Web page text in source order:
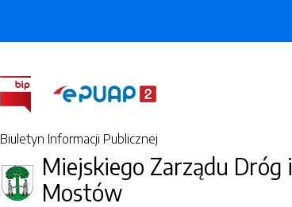
Biuletyn Informacji Publicznej
Miejskiego Zarządu Dróg i
Mostów